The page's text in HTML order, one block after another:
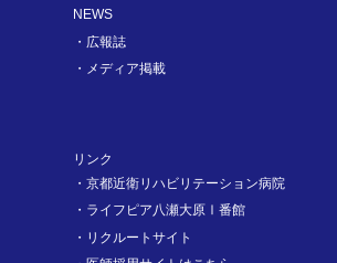
NEWS
広報誌
メディア掲載
リンク
京都近衛リハビリテーション病院
ライフピア八瀬大原Ⅰ番館
リクルートサイト